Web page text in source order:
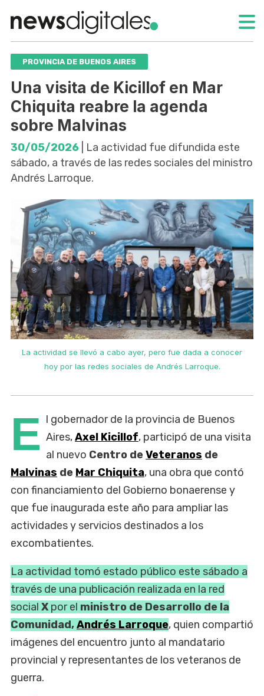
PROVINCIA DE BUENOS AIRES
Una visita de Kicillof en Mar
Chiquita reabre la agenda
sobre Malvinas
30/05/2026 | La actividad fue difundida este
sábado, a través de las redes sociales del ministro
Andrés Larroque.
La actividad se llevó a cabo ayer, pero fue dada a conocer
hoy por las redes sociales de Andrés Larroque.
E l gobernador de la provincia de Buenos
Aires,Axel Kicillof, participó de una visita
al nuevo Centro de Veteranos de
Malvinas de Mar Chiquita, una obra que contó
con financiamiento del Gobierno bonaerense y
que fue inaugurada este año para ampliar las
actividades y servicios destinados a los
excombatientes.
La actividad tomó estado público este sábado a
través de una publicación realizada en la red
social X por el ministro de Desarrollo de la
Comunidad,Andrés Larroque, quien compartió
imágenes del encuentro junto al mandatario
provincial y representantes de los veteranos de
guerra.